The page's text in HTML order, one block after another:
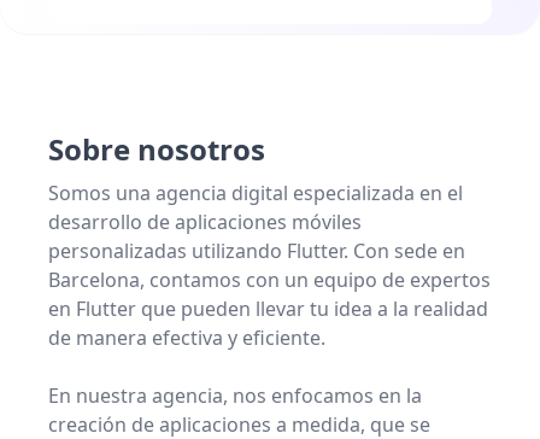
Sobre nosotros
Somos una agencia digital especializada en el
desarrollo de aplicaciones móviles
personalizadas utilizando Flutter. Con sede en
Barcelona, contamos con un equipo de expertos
en Flutter que pueden llevar tu idea a la realidad
de manera efectiva y eficiente.
En nuestra agencia, nos enfocamos en la
creación de aplicaciones a medida, que se